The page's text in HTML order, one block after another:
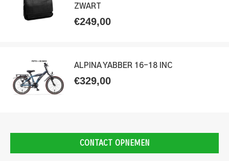
ZWART
€249,00
ALPINA YABBER 16-18 INC
€329,00
CONTACT OPNEMEN